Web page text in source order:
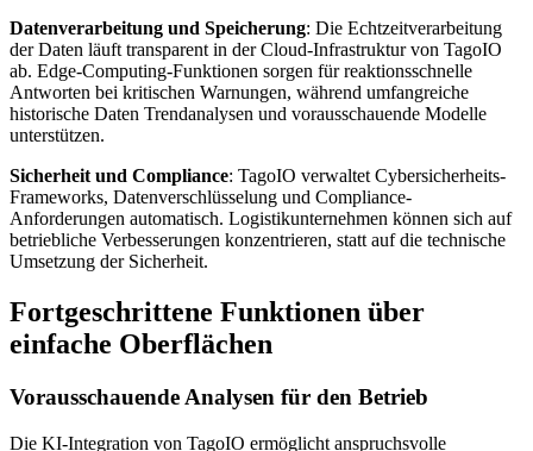
Datenverarbeitung und Speicherung: Die Echtzeitverarbeitung
der Daten läuft transparent in der Cloud-Infrastruktur von TagoIO
ab. Edge-Computing-Funktionen sorgen für reaktionsschnelle
Antworten bei kritischen Warnungen, während umfangreiche
historische Daten Trendanalysen und vorausschauende Modelle
unterstützen.
Sicherheit und Compliance: TagoIO verwaltet Cybersicherheits-
Frameworks, Datenverschlüsselung und Compliance-
Anforderungen automatisch. Logistikunternehmen können sich auf
betriebliche Verbesserungen konzentrieren, statt auf die technische
Umsetzung der Sicherheit.
Fortgeschrittene Funktionen über
einfache Oberflächen
Vorausschauende Analysen für den Betrieb
Die KI-Integration von TagoIO ermöglicht anspruchsvolle